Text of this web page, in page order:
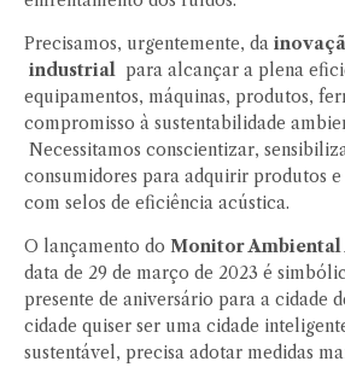
Precisamos, urgentemente, da
industrial para alcançar a plena
equipamentos, máquinas, produtos,
compromisso à sustentabilidade
Necessitamos conscientizar,
consumidores para adquirir produtos e
com selos de eficiência acústica.
O lançamento do Monitor Ambiental
data de 29 de março de 2023 é
presente de aniversário para a cidade
cidade quiser ser uma cidade
sustentável, precisa adotar medidas